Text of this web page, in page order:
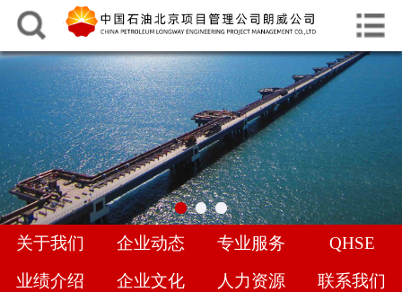
中文 English
网站首页
关于我们
企业动态
专业服务
关于我们 企业动态 专业服务
QHSE
业绩介绍
企业文化 人力资源 联系我们